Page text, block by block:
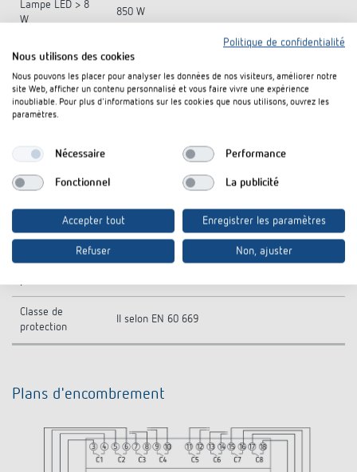
Lampe LED > 8
W
850 W
Courant de
max. 1200 A / 200 µs
Commutation de
différents phases
Possible
Charge C
Type
Température
ambiante
-5°C ... 45°C
Indice de
Classe de
protection
II selon EN 60 669
Plans d'encombrement
Politique de confidentialité
Nous utilisons des cookies
Nous pouvons les placer pour analyser les données de nos visiteurs, améliorer notre
site Web, afficher un contenu personnalisé et vous faire vivre une expérience
inoubliable. Pour plus d'informations sur les cookies que nous utilisons, ouvrez les
paramètres.
Nécessaire Performance
Fonctionnel La publicité
Accepter tout Enregistrer les paramètres
Refuser Non, ajuster